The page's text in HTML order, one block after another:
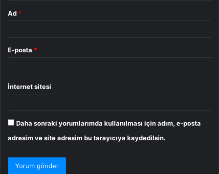
Ad *
E-posta *
İnternet sitesi
Daha sonraki yorumlarımda kullanılması için adım, e-posta
adresim ve site adresim bu tarayıcıya kaydedilsin.